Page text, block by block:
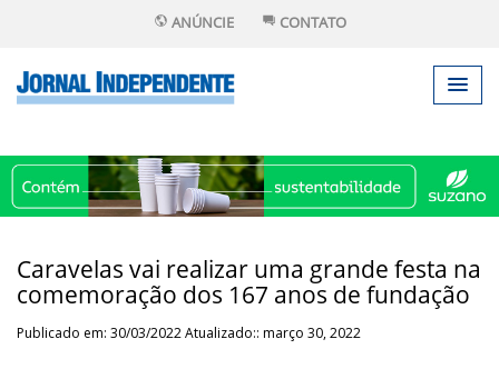
ANÚNCIE CONTATO
Caravelas vai realizar uma grande festa na
comemoração dos 167 anos de fundação
Publicado em: 30/03/2022 Atualizado:: março 30, 2022